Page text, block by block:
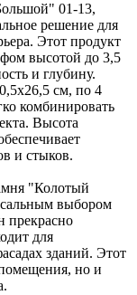
01-13,
решение для
Этот продукт
высотой до 3,5
и глубину.
см, по 4
комбинировать
Высота
и стыков.
"Колотый
выбором
прекрасно
для
зданий. Этот
но и